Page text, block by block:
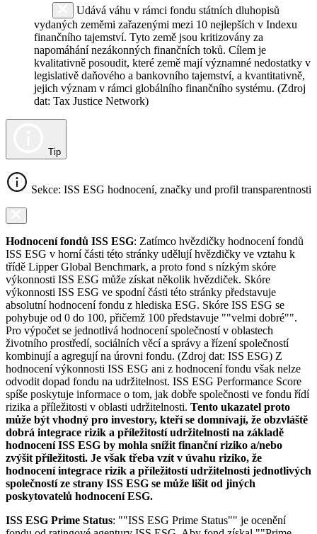
Udává váhu v rámci fondu státních dluhopisů
vydaných zeměmi zařazenými mezi 10 nejlepších v Indexu
finančního tajemství. Tyto země jsou kritizovány za
napomáhání nezákonných finančních toků. Cílem je
kvalitativně posoudit, které země mají významné nedostatky v
legislativě daňového a bankovního tajemství, a kvantitativně,
jejich význam v rámci globálního finančního systému. (Zdroj
dat: Tax Justice Network)
Tip
Sekce: ISS ESG hodnocení, značky und profil transparentnosti
Hodnocení fondů ISS ESG: Zatímco hvězdičky hodnocení fondů
ISS ESG v horní části této stránky udělují hvězdičky ve vztahu k
třídě Lipper Global Benchmark, a proto fond s nízkým skóre
výkonnosti ISS ESG může získat několik hvězdiček. Skóre
výkonnosti ISS ESG ve spodní části této stránky představuje
absolutní hodnocení fondu z hlediska ESG. Skóre ISS ESG se
pohybuje od 0 do 100, přičemž 100 představuje ""velmi dobré"".
Pro výpočet se jednotlivá hodnocení společností v oblastech
životního prostředí, sociálních věcí a správy a řízení společností
kombinují a agregují na úrovni fondu. (Zdroj dat: ISS ESG) Z
hodnocení výkonnosti ISS ESG ani z hodnocení fondu však nelze
odvodit dopad fondu na udržitelnost. ISS ESG Performance Score
spíše poskytuje informace o tom, jak dobře společnosti ve fondu řídí
rizika a příležitosti v oblasti udržitelnosti. Tento ukazatel proto
může být vhodný pro investory, kteří se domnívají, že obzvláště
dobrá integrace rizik a příležitostí udržitelnosti na základě
hodnocení ISS ESG by mohla snížit finanční riziko a/nebo
zvýšit příležitosti. Je však třeba vzít v úvahu riziko, že
hodnocení integrace rizik a příležitostí udržitelnosti jednotlivých
společností ze strany ISS ESG se může lišit od jiných
poskytovatelů hodnocení ESG.
ISS ESG Prime Status: ""ISS ESG Prime Status"" je ocenění